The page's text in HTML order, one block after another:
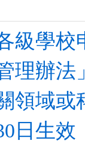
級學校
理辦法
領域或
日生效